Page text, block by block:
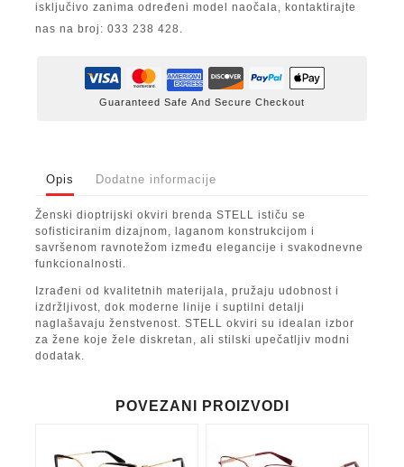
isključivo zanima određeni model naočala, kontaktirajte
nas na broj: 033 238 428.
Guaranteed Safe And Secure Checkout
Opis Dodatne informacije
Ženski dioptrijski okviri brenda STELL ističu se
sofisticiranim dizajnom, laganom konstrukcijom i
savršenom ravnotežom između elegancije i svakodnevne
funkcionalnosti.
Izrađeni od kvalitetnih materijala, pružaju udobnost i
izdržljivost, dok moderne linije i suptilni detalji
naglašavaju ženstvenost. STELL okviri su idealan izbor
za žene koje žele diskretan, ali stilski upečatljiv modni
dodatak.
POVEZANI PROIZVODI